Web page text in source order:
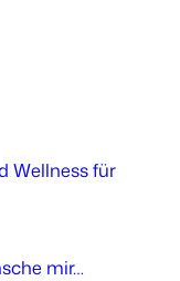
Wellness für
mir…